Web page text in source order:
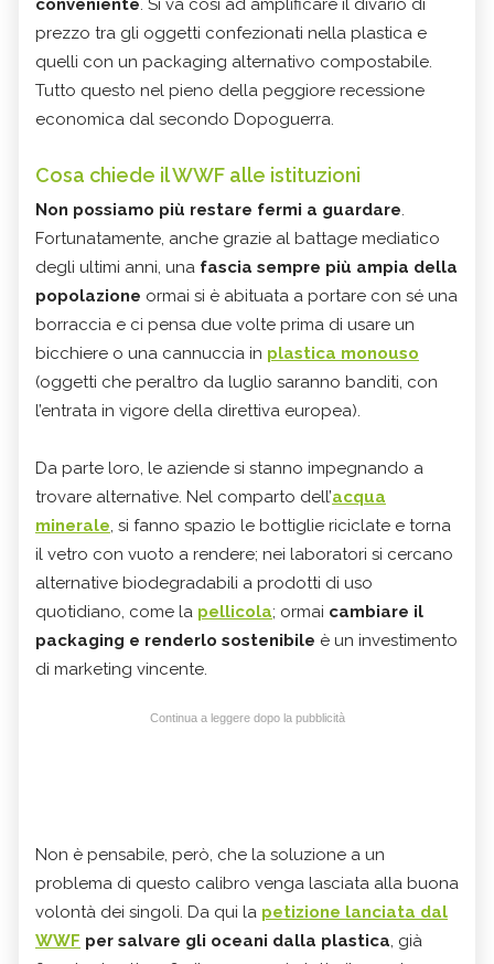
conveniente. Si va così ad amplificare il divario di
prezzo tra gli oggetti confezionati nella plastica e
quelli con un packaging alternativo compostabile.
Tutto questo nel pieno della peggiore recessione
economica dal secondo Dopoguerra.
Cosa chiede il WWF alle istituzioni
Non possiamo più restare fermi a guardare.
Fortunatamente, anche grazie al battage mediatico
degli ultimi anni, una fascia sempre più ampia della
popolazione ormai si è abituata a portare con sé una
borraccia e ci pensa due volte prima di usare un
bicchiere o una cannuccia in plastica monouso
(oggetti che peraltro da luglio saranno banditi, con
l’entrata in vigore della direttiva europea).
Da parte loro, le aziende si stanno impegnando a
trovare alternative. Nel comparto dell’acqua
minerale, si fanno spazio le bottiglie riciclate e torna
il vetro con vuoto a rendere; nei laboratori si cercano
alternative biodegradabili a prodotti di uso
quotidiano, come la pellicola; ormai cambiare il
packaging e renderlo sostenibile è un investimento
di marketing vincente.
Continua a leggere dopo la pubblicità
Non è pensabile, però, che la soluzione a un
problema di questo calibro venga lasciata alla buona
volontà dei singoli. Da qui la petizione lanciata dal
WWF per salvare gli oceani dalla plastica, già